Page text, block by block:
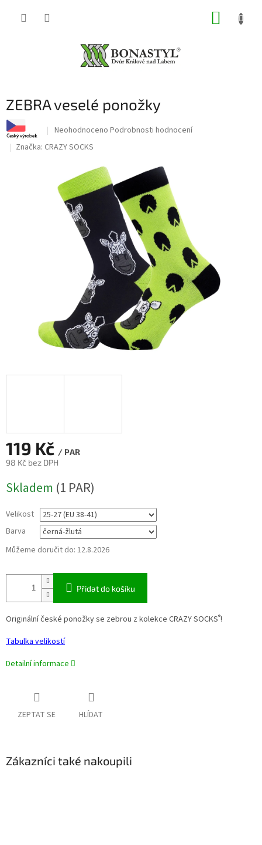
ZEBRA veselé ponožky
Průměrné
produktu
z
hvězdiček.
Neohodnoceno Podrobnosti hodnocení
Značka: CRAZY SOCKS
119 Kč / PAR
98 Kč bez DPH
cena:
Skladem (1 PAR)
Velikost
Barva
Můžeme doručit do: 12.8.2026
Přidat do košíku
Originální české ponožky se zebrou z kolekce CRAZY SOCKS®!
Tabulka velikostí
Detailní informace
ZEPTAT SE HLÍDAT
Zákazníci také nakoupili